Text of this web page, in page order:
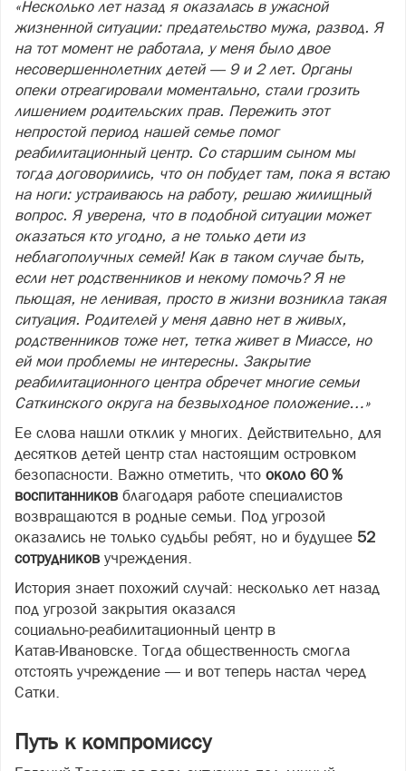
«Несколько лет назад я оказалась в ужасной
жизненной ситуации: предательство мужа, развод. Я
на тот момент не работала, у меня было двое
несовершеннолетних детей — 9 и 2 лет. Органы
опеки отреагировали моментально, стали грозить
лишением родительских прав. Пережить этот
непростой период нашей семье помог
реабилитационный центр. Со старшим сыном мы
тогда договорились, что он побудет там, пока я встаю
на ноги: устраиваюсь на работу, решаю жилищный
вопрос. Я уверена, что в подобной ситуации может
оказаться кто угодно, а не только дети из
неблагополучных семей! Как в таком случае быть,
если нет родственников и некому помочь? Я не
пьющая, не ленивая, просто в жизни возникла такая
ситуация. Родителей у меня давно нет в живых,
родственников тоже нет, тетка живет в Миассе, но
ей мои проблемы не интересны. Закрытие
реабилитационного центра обречет многие семьи
Саткинского округа на безвыходное положение…»
Ее слова нашли отклик у многих. Действительно, для
десятков детей центр стал настоящим островком
безопасности. Важно отметить, что около 60 %
воспитанников благодаря работе специалистов
возвращаются в родные семьи. Под угрозой
оказались не только судьбы ребят, но и будущее 52
сотрудников учреждения.
История знает похожий случай: несколько лет назад
под угрозой закрытия оказался
социально‑реабилитационный центр в
Катав‑Ивановске. Тогда общественность смогла
отстоять учреждение — и вот теперь настал черед
Сатки.
Путь к компромиссу